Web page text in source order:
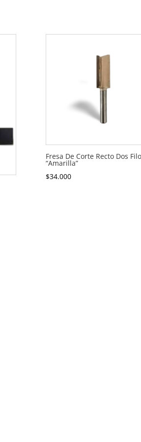
Fresa De Corte Recto Dos
“Amarilla”
$34.000